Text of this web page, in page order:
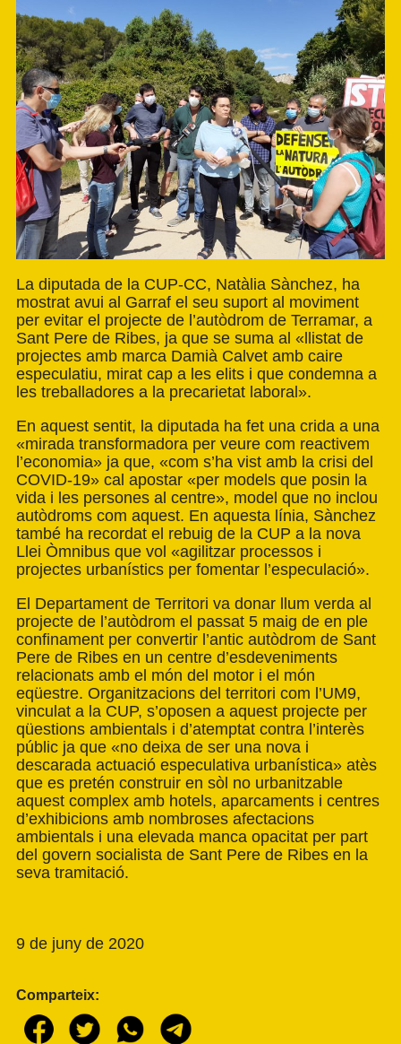
La diputada de la CUP-CC, Natàlia Sànchez, ha
mostrat avui al Garraf el seu suport al moviment
per evitar el projecte de l’autòdrom de Terramar, a
Sant Pere de Ribes, ja que se suma al «llistat de
projectes amb marca Damià Calvet amb caire
especulatiu, mirat cap a les elits i que condemna a
les treballadores a la precarietat laboral».
En aquest sentit, la diputada ha fet una crida a una
«mirada transformadora per veure com reactivem
l’economia» ja que, «com s’ha vist amb la crisi del
COVID-19» cal apostar «per models que posin la
vida i les persones al centre», model que no inclou
autòdroms com aquest. En aquesta línia, Sànchez
també ha recordat el rebuig de la CUP a la nova
Llei Òmnibus que vol «agilitzar processos i
projectes urbanístics per fomentar l’especulació».
El Departament de Territori va donar llum verda al
projecte de l’autòdrom el passat 5 maig de en ple
confinament per convertir l’antic autòdrom de Sant
Pere de Ribes en un centre d’esdeveniments
relacionats amb el món del motor i el món
eqüestre. Organitzacions del territori com l’UM9,
vinculat a la CUP, s’oposen a aquest projecte per
qüestions ambientals i d’atemptat contra l’interès
públic ja que «no deixa de ser una nova i
descarada actuació especulativa urbanística» atès
que es pretén construir en sòl no urbanitzable
aquest complex amb hotels, aparcaments i centres
d’exhibicions amb nombroses afectacions
ambientals i una elevada manca opacitat per part
del govern socialista de Sant Pere de Ribes en la
seva tramitació.
9 de juny de 2020
Comparteix: